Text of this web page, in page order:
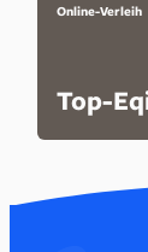
Online-Verleih
Top-